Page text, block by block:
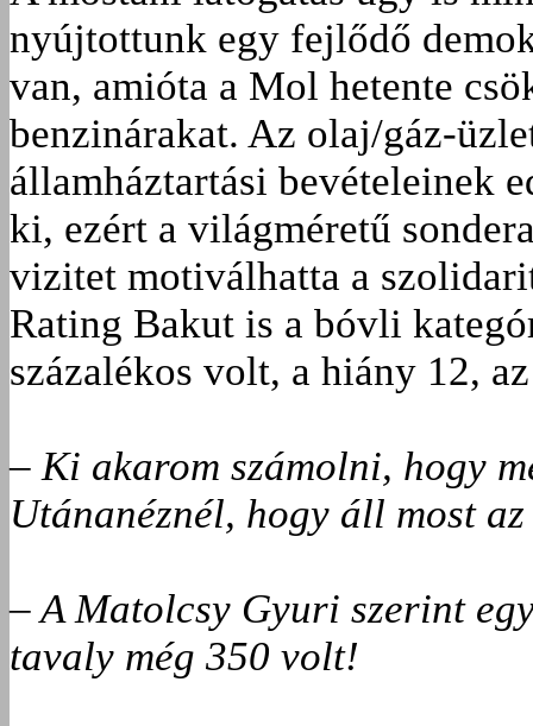
nyújtottunk egy fejlődő
van, amióta a Mol hetente
benzinárakat. Az olaj/gáz-
államháztartási bevételeinek
ki, ezért a világméretű
vizitet motiválhatta a
Rating Bakut is a bóvli
százalékos volt, a hiány 12,
– Ki akarom számolni, hogy
Utánanéznél, hogy áll most
– A Matolcsy Gyuri szerint
tavaly még 350 volt!